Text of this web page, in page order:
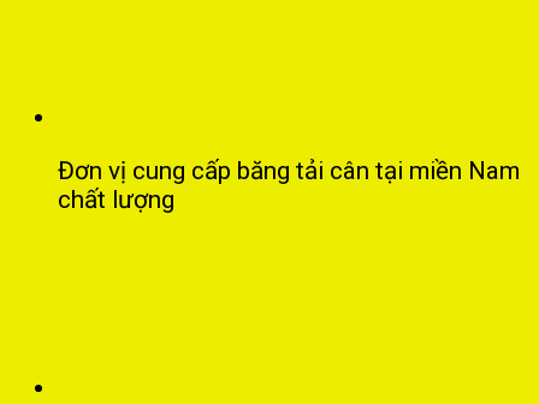
Đơn vị cung cấp băng tải cân tại miền Nam
chất lượng